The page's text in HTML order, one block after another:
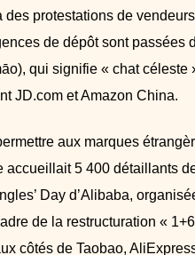
protestations de
de dépôt sont passées
qui signifie « chat
JD.com et Amazon China.
aux marques
5 400 détaillants
Day d’Alibaba,
de la restructuration «
côtés de Taobao,